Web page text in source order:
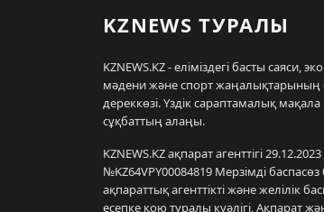
KZNEWS ТУРАЛЫ
KZNEWS.KZ - еліміздегі басты саяси,
мәдени және спорт жаңалықтарының
дереккөзі. Үздік сараптамалық
сұқбаттың алаңы.
KZNEWS.KZ ақпарат агенттігі
№KZ64VPY00084819 Мерзімді
ақпараттық агенттікті және желілік
есепке қою туралы куәлігі, Ақпарат